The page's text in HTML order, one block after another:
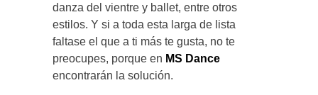
danza del vientre y ballet, entre otros
estilos. Y si a toda esta larga de lista
faltase el que a ti más te gusta, no te
preocupes, porque en MS Dance
encontrarán la solución.